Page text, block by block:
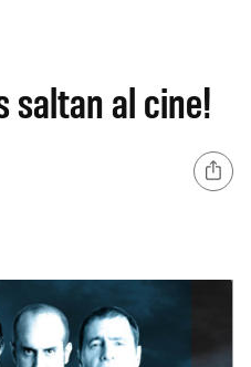
saltan al cine!